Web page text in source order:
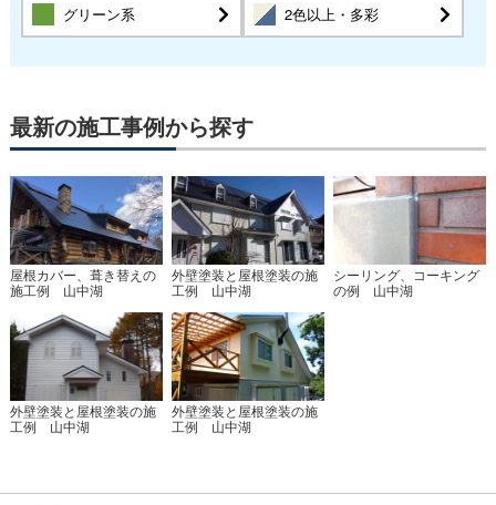
グリーン系 2色以上・多彩
最新の施工事例から探す
屋根カバー、葺き替えの
施工例 山中湖
外壁塗装と屋根塗装の施
工例 山中湖
シーリング、コーキング
の例 山中湖
外壁塗装と屋根塗装の施
工例 山中湖
外壁塗装と屋根塗装の施
工例 山中湖